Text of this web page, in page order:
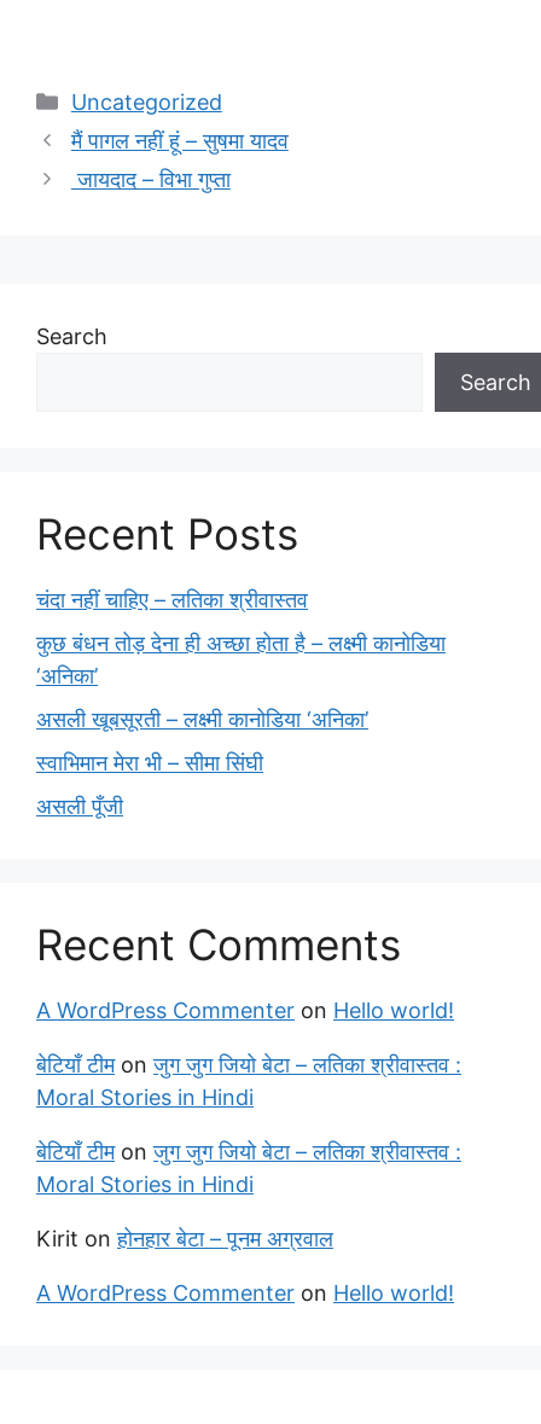
Categories
Uncategorized
मैं पागल नहीं हूं – सुषमा यादव
जायदाद – विभा गुप्ता
Search
Search
Recent Posts
चंदा नहीं चाहिए – लतिका श्रीवास्तव
कुछ बंधन तोड़ देना ही अच्छा होता है – लक्ष्मी कानोडिया
‘अनिका’
असली खूबसूरती – लक्ष्मी कानोडिया ‘अनिका’
स्वाभिमान मेरा भी – सीमा सिंघी
असली पूँजी
Recent Comments
A WordPress Commenter on Hello world!
बेटियाँ टीमonजुग जुग जियो बेटा – लतिका श्रीवास्तव :
Moral Stories in Hindi
बेटियाँ टीमonजुग जुग जियो बेटा – लतिका श्रीवास्तव :
Moral Stories in Hindi
Kirit onहोनहार बेटा – पूनम अग्रवाल
A WordPress Commenter on Hello world!